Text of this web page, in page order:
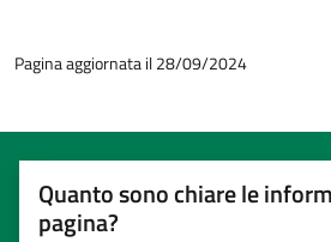
Pagina aggiornata il 28/09/2024
Quanto sono chiare le
pagina?